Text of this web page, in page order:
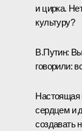
и цирка.
культуру?
В.Путин:
говорили:
Настоящая
сердцем и
создавать